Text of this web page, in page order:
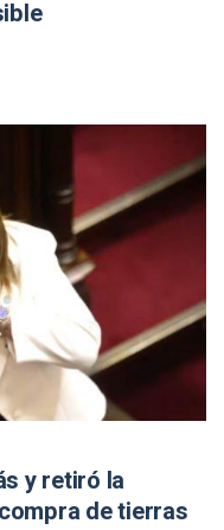
y retiró la
de tierras